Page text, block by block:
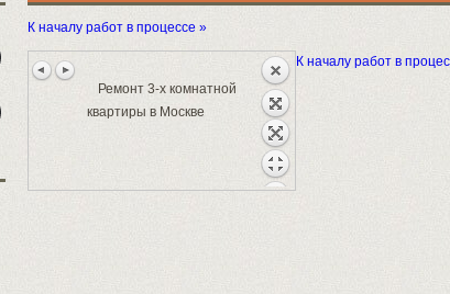
К началу работ в процессе »
Ремонт 3-х комнатной
квартиры в Москве
К началу работ в